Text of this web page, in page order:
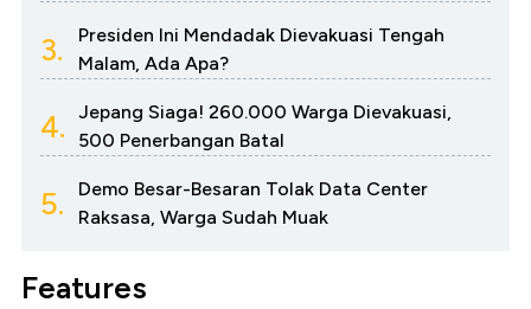
3.
Presiden Ini Mendadak Dievakuasi Tengah
Malam, Ada Apa?
4.
Jepang Siaga! 260.000 Warga Dievakuasi,
500 Penerbangan Batal
5.
Demo Besar-Besaran Tolak Data Center
Raksasa, Warga Sudah Muak
Features